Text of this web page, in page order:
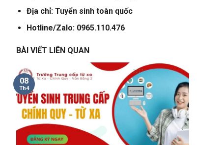
Địa chỉ: Tuyển sinh toàn quốc
Hotline/Zalo: 0965.110.476
BÀI VIẾT LIÊN QUAN
08
Th4